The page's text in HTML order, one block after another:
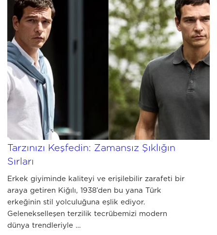
JULY 03 2026
Kiğılı Erkek Giyim Kombinleri ile
Tarzınızı Keşfedin: Zamansız Şıklığın
Sırları
Erkek giyiminde kaliteyi ve erişilebilir zarafeti bir
araya getiren Kiğılı, 1938’den bu yana Türk
erkeğinin stil yolculuğuna eşlik ediyor.
Gelenekselleşen terzilik tecrübemizi modern
dünya trendleriyle …